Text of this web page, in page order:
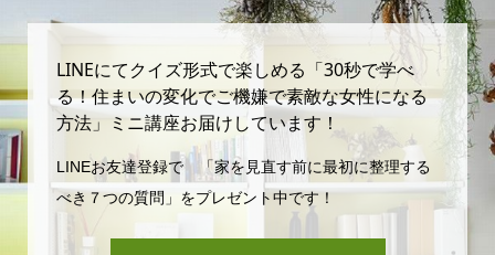
LINEにてクイズ形式で楽しめる「30秒で学べ
る！住まいの変化でご機嫌で素敵な女性になる
方法」ミニ講座お届けしています！
LINEお友達登録で 「家を見直す前に最初に整理する
べき７つの質問」をプレゼント中です！